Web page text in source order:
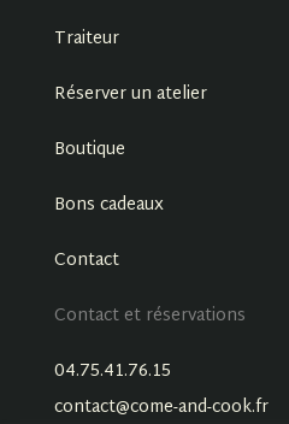
Traiteur
Réserver un atelier
Boutique
Bons cadeaux
Contact
Contact et réservations
04.75.41.76.15
contact@come-and-cook.fr